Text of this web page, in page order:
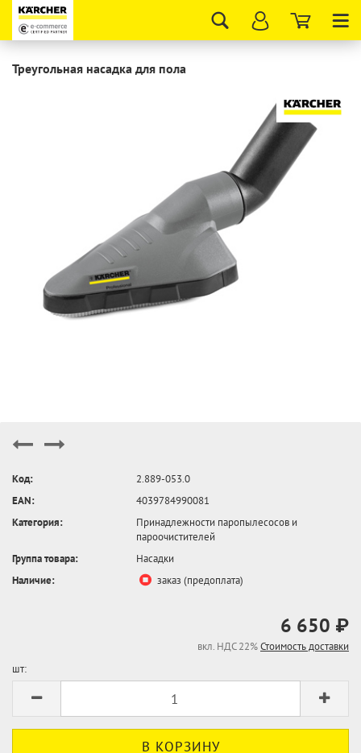
Треугольная насадка для пола
Код:
2.889-053.0
EAN:
4039784990081
Категория:
Принадлежности паропылесосов и
пароочистителей
Группа товара:
Насадки
Наличие:
заказ (предоплата)
6 650 ₽
вкл. НДС 22%Стоимость доставки
шт: